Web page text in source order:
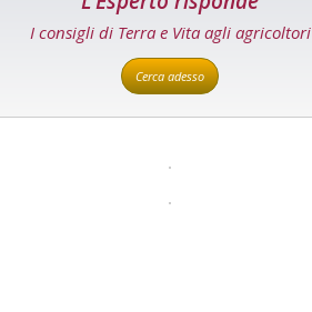
I consigli di Terra e Vita agli agricoltori
Cerca adesso